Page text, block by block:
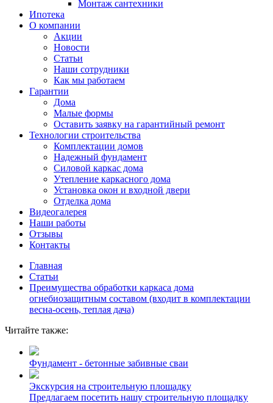
Монтаж сантехники
Ипотека
О компании
Акции
Новости
Статьи
Наши сотрудники
Как мы работаем
Гарантии
Дома
Малые формы
Оставить заявку на гарантийный ремонт
Технологии строительства
Комплектации домов
Надежный фундамент
Силовой каркас дома
Утепление каркасного дома
Установка окон и входной двери
Отделка дома
Видеогалерея
Наши работы
Отзывы
Контакты
Главная
Статьи
Преимущества обработки каркаса дома
огнебиозащитным составом (входит в комплектации
весна-осень, теплая дача)
Читайте также:
Фундамент - бетонные забивные сваи
Экскурсия на строительную площадку
Предлагаем посетить нашу строительную площадку